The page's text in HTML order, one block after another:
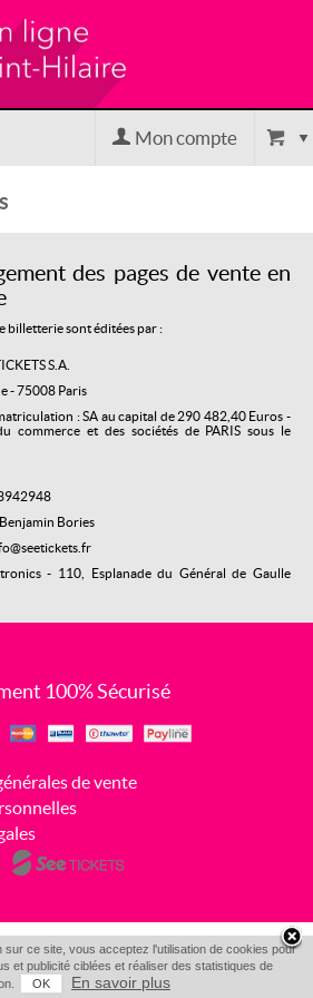
Mon compte
des pages de vente en
billetterie sont éditées par :
S.A.
- 75008 Paris
: SA au capital de 290 482,40 Euros -
commerce et des sociétés de PARIS sous le
Bories
- 110, Esplanade du Général de Gaulle
100% Sécurisé
de vente
sur ce site, vous acceptez l'utilisation de cookies pour
et publicité ciblées et réaliser des statistiques de
OK En savoir plus